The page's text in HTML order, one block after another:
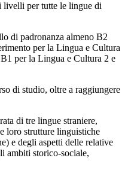
per tutte le lingue di
di padronanza almeno B2
per la Lingua e Cultura
per la Lingua e Cultura 2 e
di studio, oltre a raggiungere
di tre lingue straniere,
loro strutture linguistiche
e degli aspetti delle relative
ambiti storico-sociale,